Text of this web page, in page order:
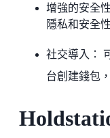
增強的安全
隱私和安全
社交導入：
台創建錢包